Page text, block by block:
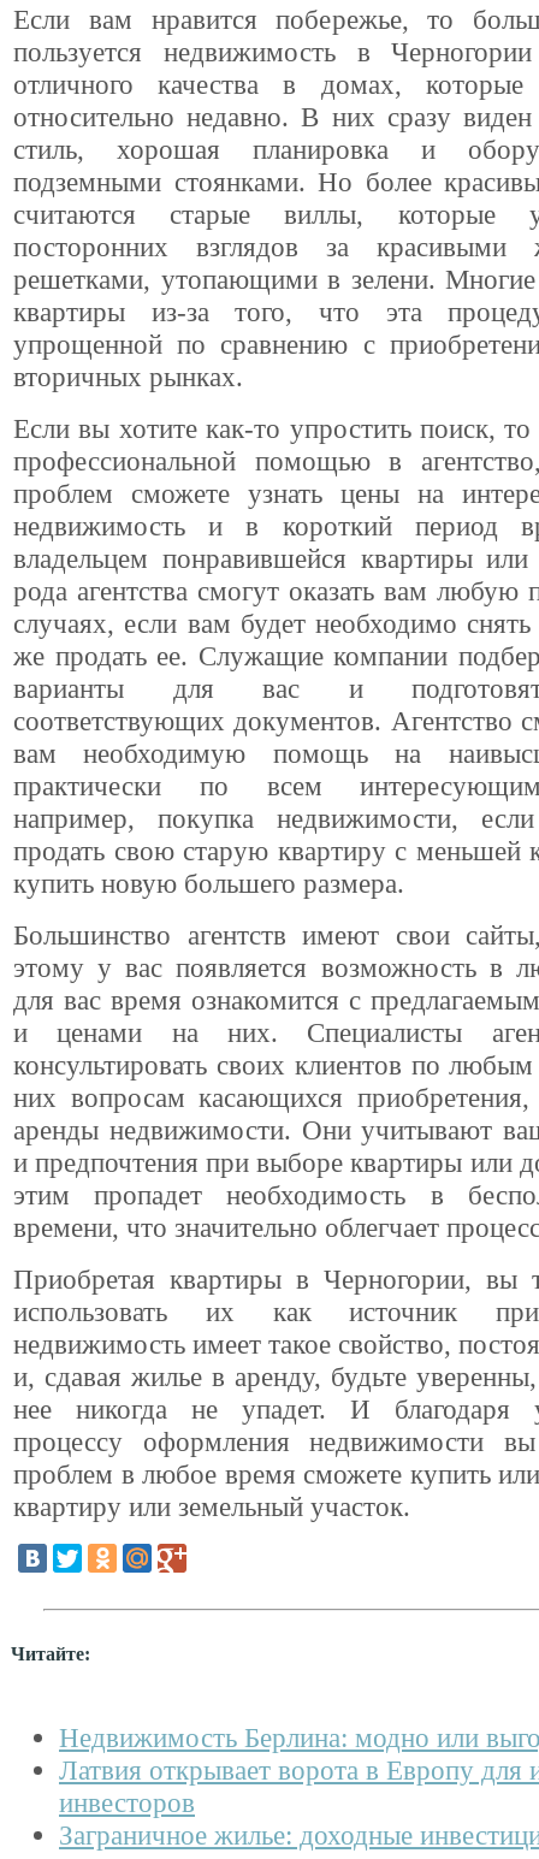
Если вам нравится побережье, то
пользуется недвижимость в
отличного качества в домах, которые
относительно недавно. В них сразу
стиль, хорошая планировка и
подземными стоянками. Но более
считаются старые виллы, которые
посторонних взглядов за красивыми
решетками, утопающими в зелени.
квартиры из-за того, что эта
упрощенной по сравнению с
вторичных рынках.
Если вы хотите как-то упростить поиск, то
профессиональной помощью в
проблем сможете узнать цены на
недвижимость и в короткий период
владельцем понравившейся квартиры
рода агентства смогут оказать вам
случаях, если вам будет необходимо
же продать ее. Служащие компании
варианты для вас и
соответствующих документов. Агентство
вам необходимую помощь на
практически по всем
например, покупка недвижимости,
продать свою старую квартиру с меньшей
купить новую большего размера.
Большинство агентств имеют свои
этому у вас появляется возможность в
для вас время ознакомится с
и ценами на них. Специалисты
консультировать своих клиентов по
них вопросам касающихся
аренды недвижимости. Они учитывают
и предпочтения при выборе квартиры или
этим пропадет необходимость в
времени, что значительно облегчает
Приобретая квартиры в Черногории, вы
использовать их как источник
недвижимость имеет такое свойство,
и, сдавая жилье в аренду, будьте
нее никогда не упадет. И благодаря
процессу оформления недвижимости
проблем в любое время сможете купить
квартиру или земельный участок.
Читайте:
Недвижимость Берлина: модно или
Латвия открывает ворота в Европу для
инвесторов
Заграничное жилье: доходные